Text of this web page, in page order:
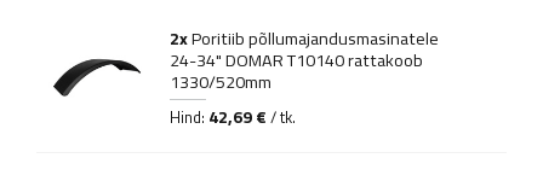
2xPoritiib põllumajandusmasinatele
24-34" DOMAR T10140 rattakoob
1330/520mm
Hind: 42,69 € / tk.